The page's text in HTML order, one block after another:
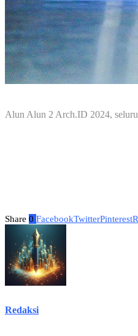
Alun Alun 2 Arch.ID 2024,
Share 0 FacebookTwitterPinterest
Redaksi